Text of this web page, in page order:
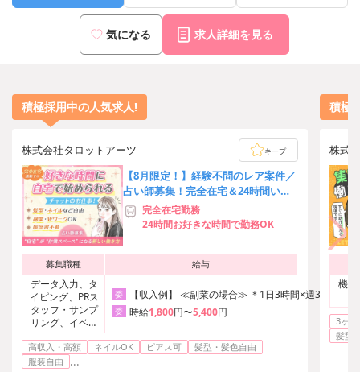
気になる 求人詳細を見る
積極採用中の人気求人!
株式会社タロットアーツ キープ
【8月限定！】経験不問のレア案件／
占い師募集！完全在宅＆24時間いつ
でも稼働OK◎Wワーク可能
完全在宅勤務
24時間お好きな時間で勤務OK
募集職種 給与
データ入力、タ
イピング、PRス
タッフ・サンプ
リング、イベン
ト・芸能その他
委 【収入例】 ≪副業の場合≫ ＊1日3時間×週3日＋1
委 時給1,800円〜5,400円
高収入・高額 ネイルOK ピアス可
髪型・髪色自由
服装自由
...
積極
株式
機械
3ヶ
髪型